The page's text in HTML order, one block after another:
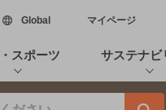
Global新しいウィンドウで開く
マイページ
スポーツ サステナビ